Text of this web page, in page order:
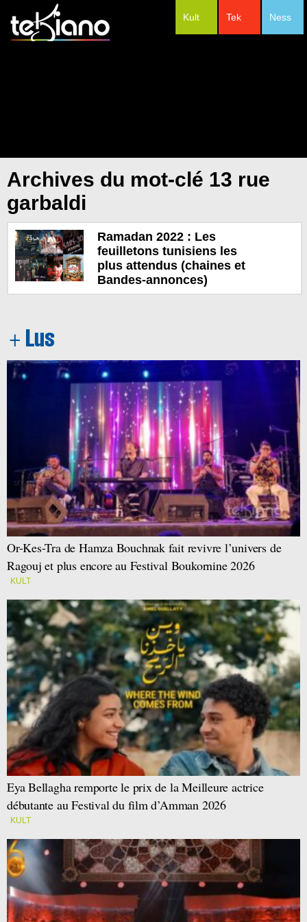
Ness
Tek
Kult
Archives du mot-clé 13 rue
garbaldi
Ramadan 2022 : Les
feuilletons tunisiens les
plus attendus (chaines et
Bandes-annonces)
Or-Kes-Tra de Hamza Bouchnak fait revivre l’univers de
Ragouj et plus encore au Festival Boukornine 2026
KULT
Eya Bellagha remporte le prix de la Meilleure actrice
débutante au Festival du film d’Amman 2026
KULT